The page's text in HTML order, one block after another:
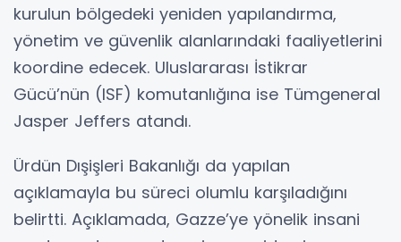
kurulun bölgedeki yeniden yapılandırma,
yönetim ve güvenlik alanlarındaki faaliyetlerini
koordine edecek. Uluslararası İstikrar
Gücü’nün (ISF) komutanlığına ise Tümgeneral
Jasper Jeffers atandı.
Ürdün Dışişleri Bakanlığı da yapılan
açıklamayla bu süreci olumlu karşıladığını
belirtti. Açıklamada, Gazze’ye yönelik insani